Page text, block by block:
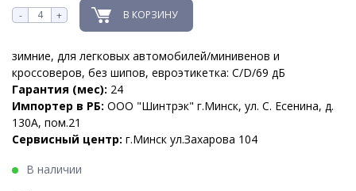
- + В КОРЗИНУ
зимние, для легковых автомобилей/минивенов и
кроссоверов, без шипов, евроэтикетка: C/D/69 дБ
Гарантия (мес): 24
Импортер в РБ: ООО "Шинтрэк" г.Минск, ул. С. Есенина, д.
130А, пом.21
Сервисный центр: г.Минск ул.Захарова 104
В наличии